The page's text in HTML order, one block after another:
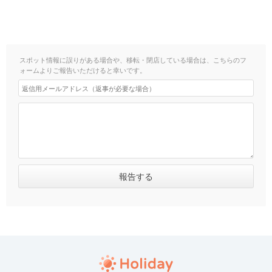
スポット情報に誤りがある場合や、移転・閉店している場合は、こちらのフ
ォームよりご報告いただけると幸いです。